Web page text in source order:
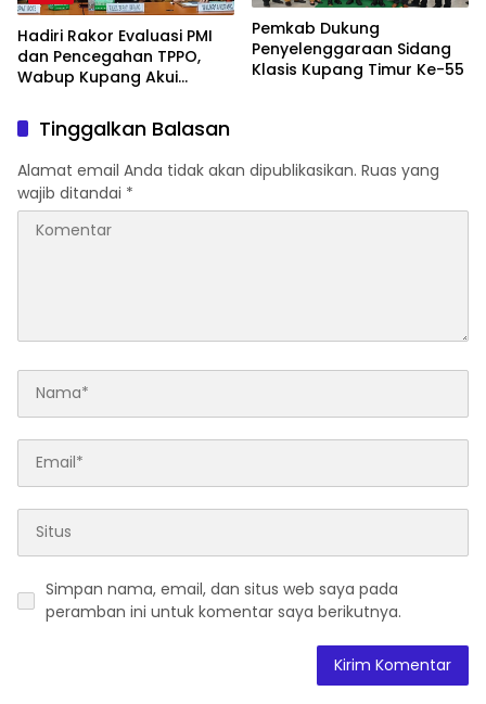
Hadiri Rakor Evaluasi PMI
dan Pencegahan TPPO,
Wabup Kupang Akui
Bermasalah
Pemkab Dukung
Penyelenggaraan Sidang
Klasis Kupang Timur Ke-55
Tinggalkan Balasan
Alamat email Anda tidak akan dipublikasikan. Ruas yang
wajib ditandai *
Simpan nama, email, dan situs web saya pada
peramban ini untuk komentar saya berikutnya.